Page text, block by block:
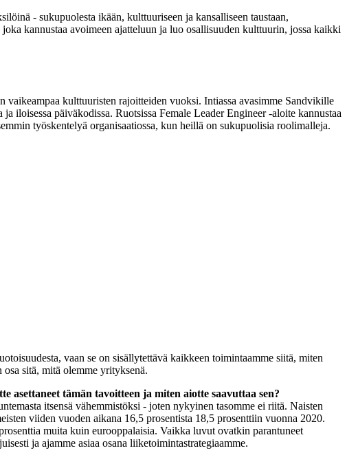
- sukupuolesta ikään, kulttuuriseen ja kansalliseen taustaan,
kannustaa avoimeen ajatteluun ja luo osallisuuden kulttuurin, jossa kaikki
vaikeampaa kulttuuristen rajoitteiden vuoksi. Intiassa avasimme Sandvikille
iloisessa päiväkodissa. Ruotsissa Female Leader Engineer -aloite kannustaa
työskentelyä organisaatiossa, kun heillä on sukupuolisia roolimalleja.
vaan se on sisällytettävä kaikkeen toimintaamme siitä, miten
sitä, mitä olemme yrityksenä.
asettaneet tämän tavoitteen ja miten aiotte saavuttaa sen?
itsensä vähemmistöksi - joten nykyinen tasomme ei riitä. Naisten
viiden vuoden aikana 16,5 prosentista 18,5 prosenttiin vuonna 2020.
muita kuin eurooppalaisia. Vaikka luvut ovatkin parantuneet
ja ajamme asiaa osana liiketoimintastrategiaamme.